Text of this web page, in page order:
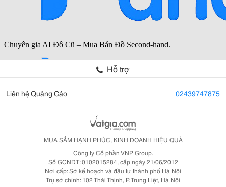
Hỗ trợ
Liên hệ Quảng Cáo 02439747875
MUA SẮM HẠNH PHÚC, KINH DOANH HIỆU QUẢ
Công ty Cổ phần VNP Group.
Số GCNDT: 0102015284, cấp ngày 21/06/2012
Nơi cấp: Sở kế hoạch và đầu tư thành phố Hà Nội
Trụ sở chính: 102 Thái Thịnh, P. Trung Liệt, Hà Nội